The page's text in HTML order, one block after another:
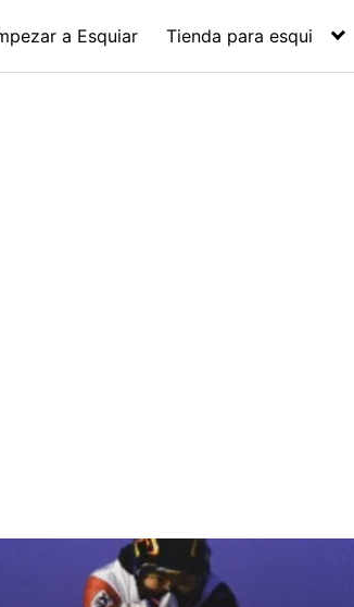
a Esquiar Tienda para esqui